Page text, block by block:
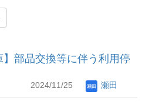
】部品交換等に伴う利用停
2024/11/25 瀬田